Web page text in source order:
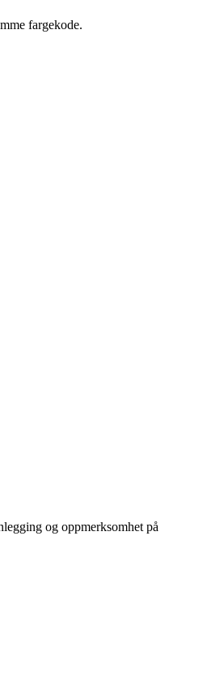
fargekode.
og oppmerksomhet på